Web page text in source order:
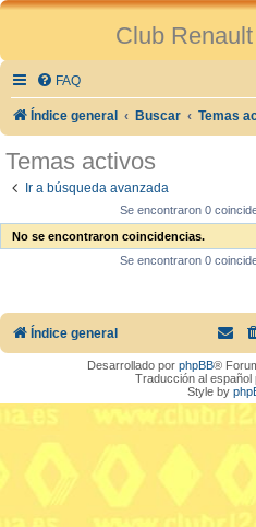
Club
FAQ
Índice general Buscar Temas
Temas activos
Ir a búsqueda avanzada
Se encontraron 0
No se encontraron coincidencias.
Se encontraron 0
Índice general
Desarrollado por phpBB®
Traducción al español
Style by